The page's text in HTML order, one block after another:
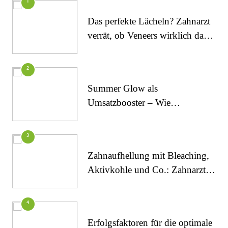
1
Das perfekte Lächeln? Zahnarzt
verrät, ob Veneers wirklich das
2
Summer Glow als
Umsatzbooster – Wie
3
Zahnaufhellung mit Bleaching,
Aktivkohle und Co.: Zahnarzt
4
Erfolgsfaktoren für die optimale
FITNESS
Die perfekten Liegestütze